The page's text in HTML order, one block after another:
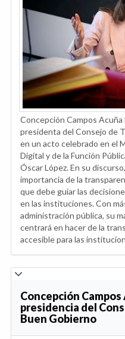
Concepción Campos Acuña
presidenta del Consejo de
en un acto celebrado en el
Digital y de la Función
Óscar López. En su
importancia de la
que debe guiar las
en las instituciones. Con
administración pública, su
centrará en hacer de la
accesible para las
Concepción Campos
presidencia del
Buen Gobierno